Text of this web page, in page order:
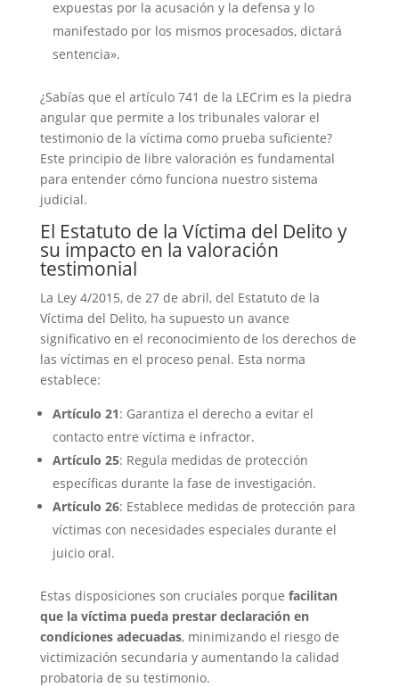
expuestas por la acusación y la defensa y lo
manifestado por los mismos procesados, dictará
sentencia».
¿Sabías que el artículo 741 de la LECrim es la piedra
angular que permite a los tribunales valorar el
testimonio de la víctima como prueba suficiente?
Este principio de libre valoración es fundamental
para entender cómo funciona nuestro sistema
judicial.
El Estatuto de la Víctima del Delito y
su impacto en la valoración
testimonial
La Ley 4/2015, de 27 de abril, del Estatuto de la
Víctima del Delito, ha supuesto un avance
significativo en el reconocimiento de los derechos de
las víctimas en el proceso penal. Esta norma
establece:
Artículo 21: Garantiza el derecho a evitar el
contacto entre víctima e infractor.
Artículo 25: Regula medidas de protección
específicas durante la fase de investigación.
Artículo 26: Establece medidas de protección para
víctimas con necesidades especiales durante el
juicio oral.
Estas disposiciones son cruciales porque facilitan
que la víctima pueda prestar declaración en
condiciones adecuadas, minimizando el riesgo de
victimización secundaria y aumentando la calidad
probatoria de su testimonio.